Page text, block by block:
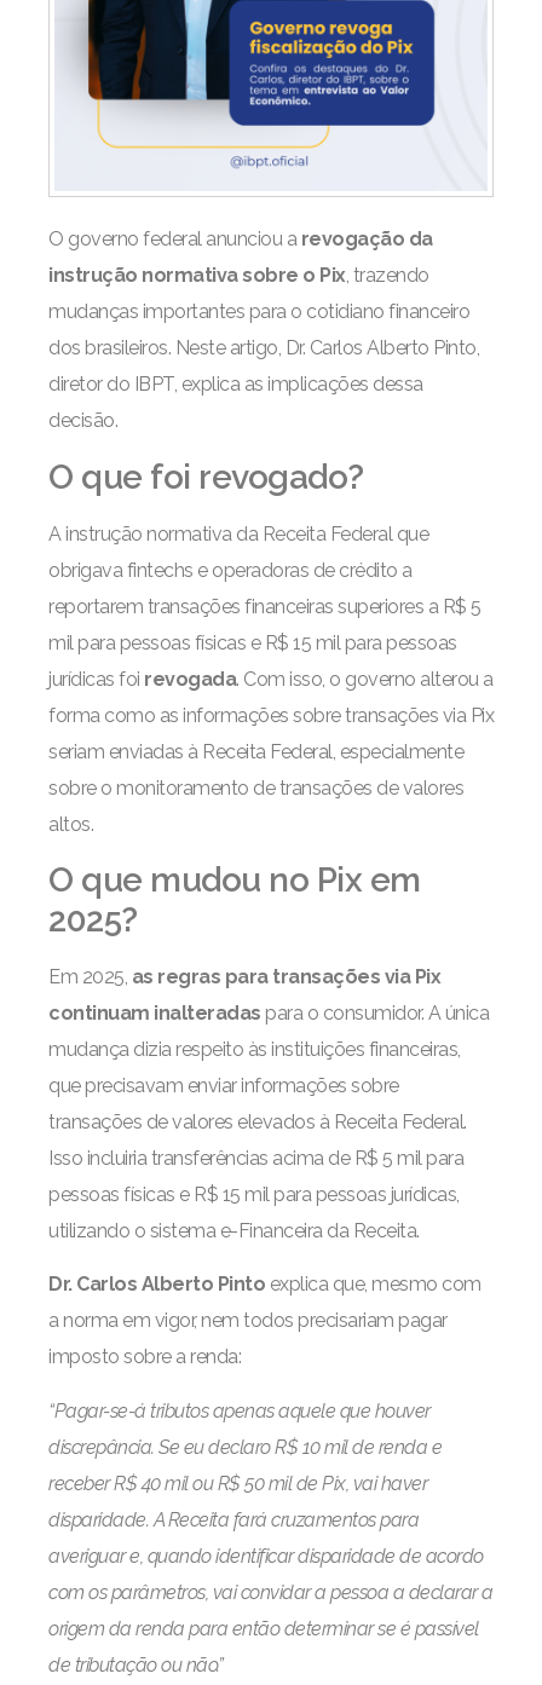
O governo federal anunciou a revogação da
instrução normativa sobre o Pix, trazendo
mudanças importantes para o cotidiano financeiro
dos brasileiros. Neste artigo, Dr. Carlos Alberto Pinto,
diretor do IBPT, explica as implicações dessa
decisão.
O que foi revogado?
A instrução normativa da Receita Federal que
obrigava fintechs e operadoras de crédito a
reportarem transações financeiras superiores a R$ 5
mil para pessoas físicas e R$ 15 mil para pessoas
jurídicas foi revogada. Com isso, o governo alterou a
forma como as informações sobre transações via Pix
seriam enviadas à Receita Federal, especialmente
sobre o monitoramento de transações de valores
altos.
O que mudou no Pix em
2025?
Em 2025, as regras para transações via Pix
continuam inalteradas para o consumidor. A única
mudança dizia respeito às instituições financeiras,
que precisavam enviar informações sobre
transações de valores elevados à Receita Federal.
Isso incluiria transferências acima de R$ 5 mil para
pessoas físicas e R$ 15 mil para pessoas jurídicas,
utilizando o sistema e-Financeira da Receita.
Dr. Carlos Alberto Pinto explica que, mesmo com
a norma em vigor, nem todos precisariam pagar
imposto sobre a renda:
“Pagar-se-á tributos apenas aquele que houver
discrepância. Se eu declaro R$ 10 mil de renda e
receber R$ 40 mil ou R$ 50 mil de Pix, vai haver
disparidade. A Receita fará cruzamentos para
averiguar e, quando identificar disparidade de acordo
com os parâmetros, vai convidar a pessoa a declarar a
origem da renda para então determinar se é passível
de tributação ou não.”